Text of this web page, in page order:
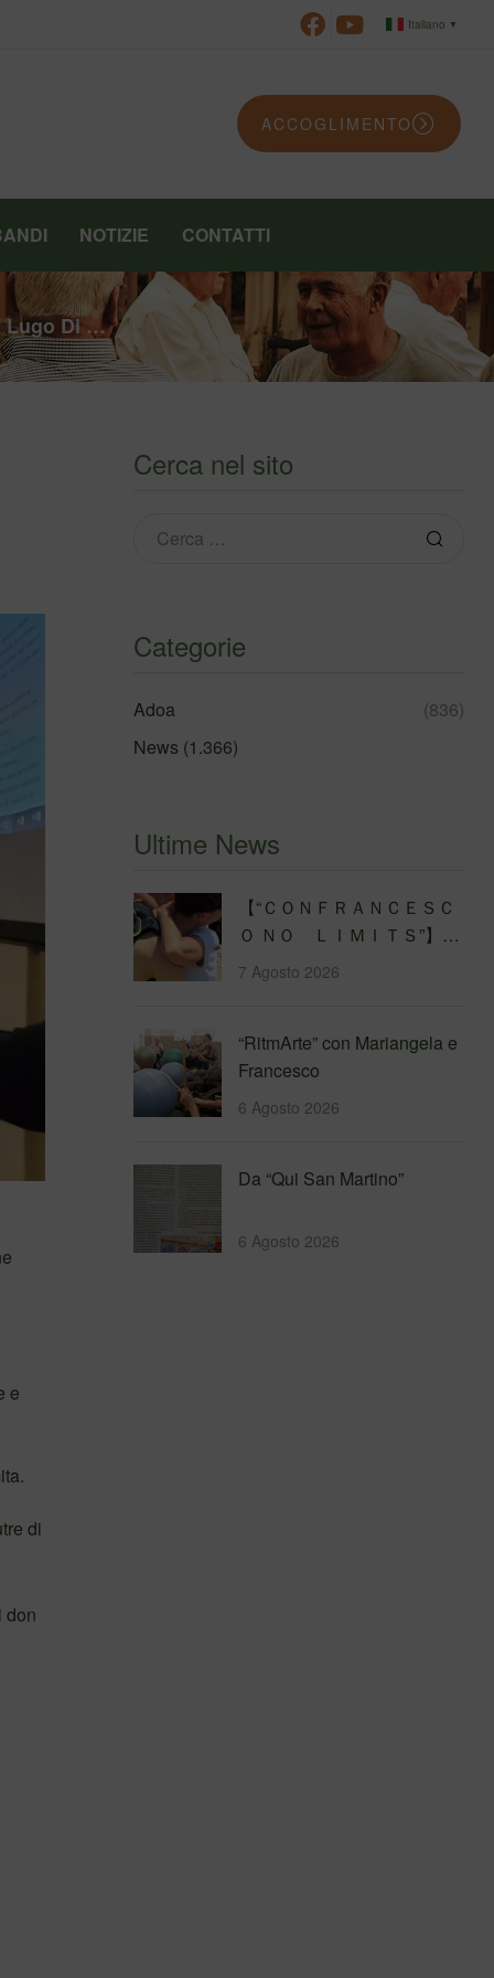
Italiano ▼
ACCOGLIMENTO
NOTIZIE CONTATTI
Lugo Di …
e
di
don
Cerca nel sito
Categorie
Adoa
(836)
News (1.366)
Ultime News
【 “ＣＯＮＦＲＡＮＣＥＳＣ
Ｏ ＮＯ ＬＩＭＩＴＳ”】
Traversata dello Stretto di
Messina
7 Agosto 2026
“RitmArte” con Mariangela e
Francesco
6 Agosto 2026
Da “Qui San Martino”
6 Agosto 2026